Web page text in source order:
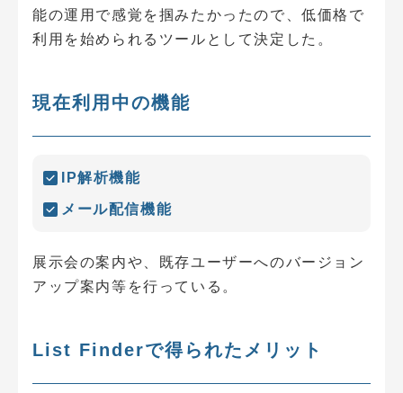
能の運用で感覚を掴みたかったので、低価格で
利用を始められるツールとして決定した。
現在利用中の機能
IP解析機能
メール配信機能
展示会の案内や、既存ユーザーへのバージョン
アップ案内等を行っている。
List Finderで得られたメリット